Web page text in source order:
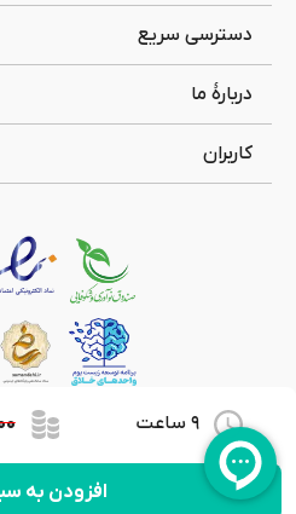
9 ساعت
افزودن به
دسترسی سریع
دربارۀ ما
کاربران
کلیۀ حقوق مادی و معنوی این وب‌سایت متعلق